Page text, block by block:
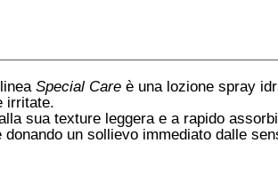
Special Care è una lozione spray
irritate.
sua texture leggera e a rapido
un sollievo immediato dalle